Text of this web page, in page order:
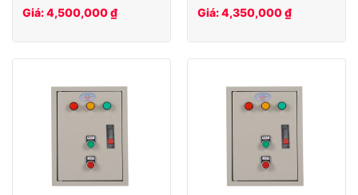
Giá: 4,500,000 ₫ Giá: 4,350,000 ₫